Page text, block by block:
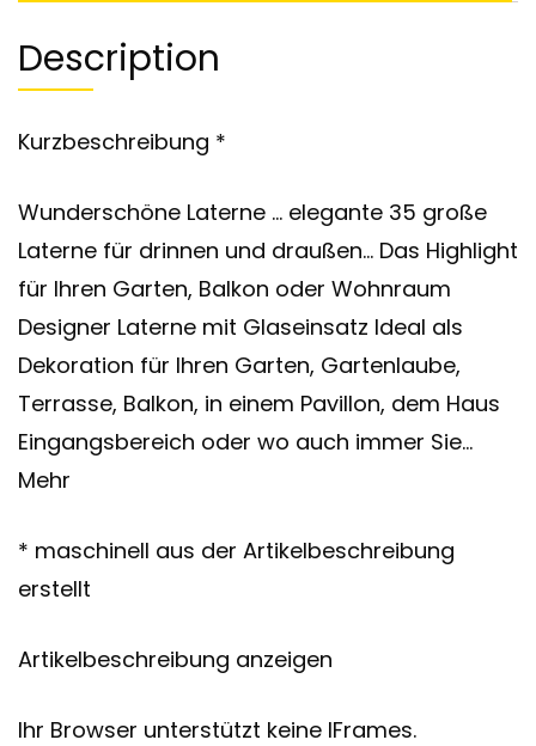
Description
Kurzbeschreibung *
Wunderschöne Laterne … elegante 35 große
Laterne für drinnen und draußen… Das Highlight
für Ihren Garten, Balkon oder Wohnraum
Designer Laterne mit Glaseinsatz Ideal als
Dekoration für Ihren Garten, Gartenlaube,
Terrasse, Balkon, in einem Pavillon, dem Haus
Eingangsbereich oder wo auch immer Sie…
Mehr
* maschinell aus der Artikelbeschreibung
erstellt
Artikelbeschreibung anzeigen
Ihr Browser unterstützt keine IFrames.